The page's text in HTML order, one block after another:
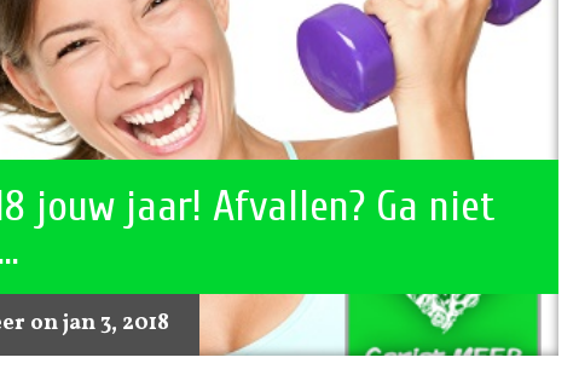
jouw jaar! Afvallen? Ga niet
on jan 3, 2018